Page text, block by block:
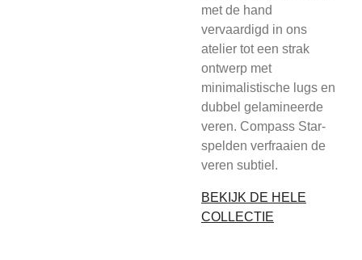
met de hand
vervaardigd in ons
atelier tot een strak
ontwerp met
minimalistische lugs en
dubbel gelamineerde
veren. Compass Star-
spelden verfraaien de
veren subtiel.
BEKIJK DE HELE
COLLECTIE